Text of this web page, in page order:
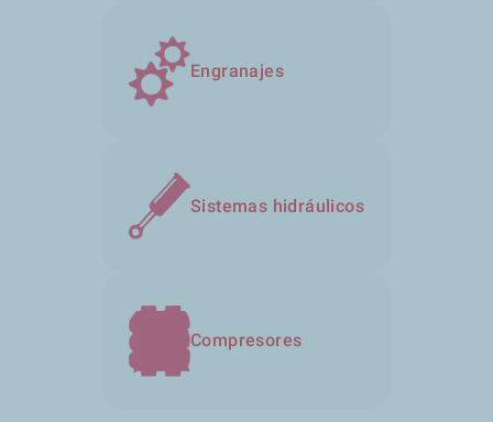
Engranajes
Sistemas hidráulicos
Compresores